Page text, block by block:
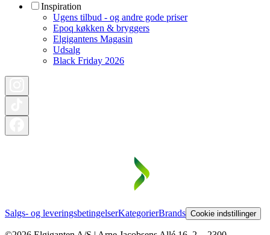
Inspiration
Ugens tilbud - og andre gode priser
Epoq køkken & bryggers
Elgigantens Magasin
Udsalg
Black Friday 2026
Salgs- og leveringsbetingelserKategorierBrands Cookie indstillinger